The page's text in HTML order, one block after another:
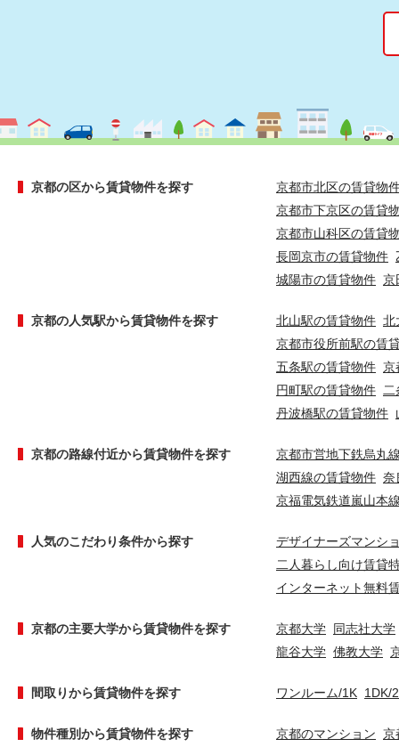
京都の区から賃貸物件を探す
京都市北区の賃貸物
京都市下京区の賃貸
京都市山科区の賃貸
長岡京市の賃貸物件
城陽市の賃貸物件 京
京都の人気駅から賃貸物件を探す 北山駅の賃貸物件 北
京都市役所前駅の賃
五条駅の賃貸物件 京
円町駅の賃貸物件
丹波橋駅の賃貸物件
京都の路線付近から賃貸物件を探す
京都市営地下鉄烏丸
湖西線の賃貸物件 奈
京福電気鉄道嵐山本
人気のこだわり条件から探す
デザイナーズマンシ
二人暮らし向け賃貸
インターネット無料
京都の主要大学から賃貸物件を探す 京都大学 同志社大学
龍谷大学 佛教大学
間取りから賃貸物件を探す ワンルーム/1K 1DK/
物件種別から賃貸物件を探す 京都のマンション 京